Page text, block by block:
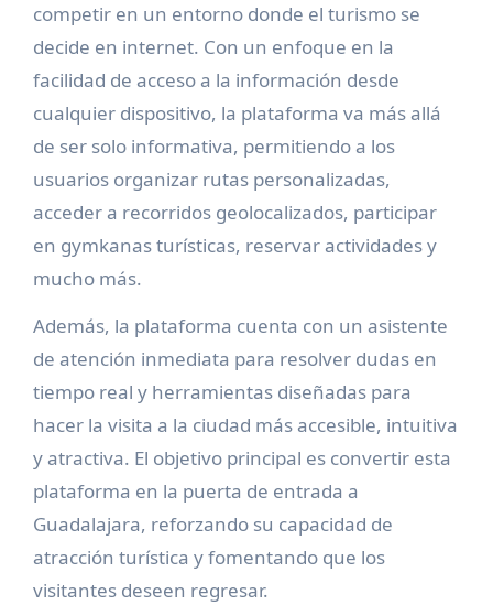
competir en un entorno donde el turismo se
decide en internet. Con un enfoque en la
facilidad de acceso a la información desde
cualquier dispositivo, la plataforma va más allá
de ser solo informativa, permitiendo a los
usuarios organizar rutas personalizadas,
acceder a recorridos geolocalizados, participar
en gymkanas turísticas, reservar actividades y
mucho más.
Además, la plataforma cuenta con un asistente
de atención inmediata para resolver dudas en
tiempo real y herramientas diseñadas para
hacer la visita a la ciudad más accesible, intuitiva
y atractiva. El objetivo principal es convertir esta
plataforma en la puerta de entrada a
Guadalajara, reforzando su capacidad de
atracción turística y fomentando que los
visitantes deseen regresar.